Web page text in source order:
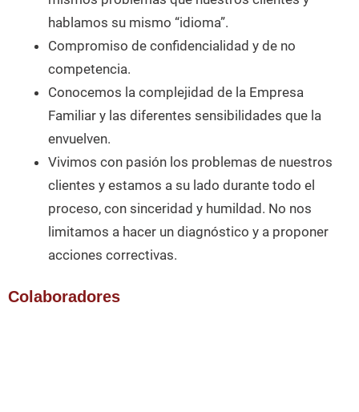
hablamos su mismo “idioma”.
Compromiso de confidencialidad y de no
competencia.
Conocemos la complejidad de la Empresa
Familiar y las diferentes sensibilidades que la
envuelven.
Vivimos con pasión los problemas de nuestros
clientes y estamos a su lado durante todo el
proceso, con sinceridad y humildad. No nos
limitamos a hacer un diagnóstico y a proponer
acciones correctivas.
Colaboradores